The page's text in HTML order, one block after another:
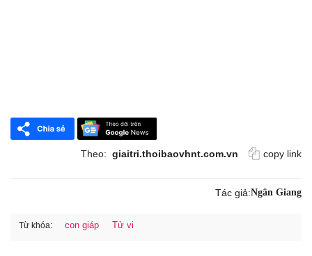
Theo: giaitri.thoibaovhnt.com.vn copy link
Tác giả:Ngân Giang
Từ khóa: con giáp Tử vi